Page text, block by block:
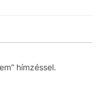
hímzéssel.